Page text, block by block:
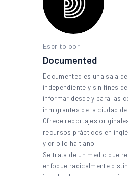
Escrito por
Documented
Documented es una sala
independiente y sin fines
informar desde y para las
inmigrantes de la ciudad de
Ofrece reportajes
recursos prácticos en
y criollo haitiano.
Se trata de un medio que
enfoque radicalmente